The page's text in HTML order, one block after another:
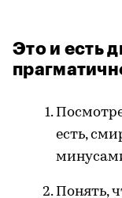
Это и есть
есть,
Понять,